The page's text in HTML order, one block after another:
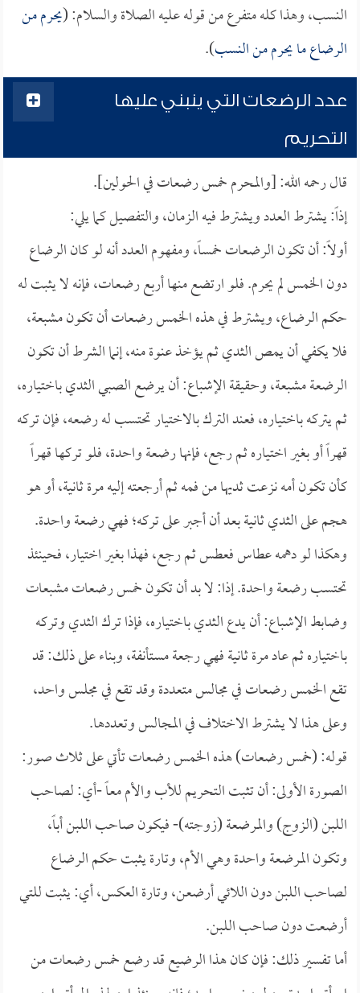
النسب، وهذا كله متفرع من قوله عليه الصلاة والسلام: (يحرم من
الرضاع ما يحرم من النسب).
عدد الرضعات التي ينبني عليها
التحريم
قال رحمه الله: [والمحرم خمس رضعات في الحولين].
إذاً: يشترط العدد ويشترط فيه الزمان، والتفصيل كما يلي:
أولاً: أن تكون الرضعات خمساً، ومفهوم العدد أنه لو كان الرضاع
دون الخمس لم يحرم. فلو ارتضع منها أربع رضعات، فإنه لا يثبت له
حكم الرضاع، ويشترط في هذه الخمس رضعات أن تكون مشبعة،
فلا يكفي أن يمص الثدي ثم يؤخذ عنوة منه، إنما الشرط أن تكون
الرضعة مشبعة، وحقيقة الإشباع: أن يرضع الصبي الثدي باختياره،
ثم يتركه باختياره، فعند الترك بالاختيار تحتسب له رضعه، فإن تركه
قهراً أو بغير اختياره ثم رجع، فإنها رضعة واحدة، فلو تركها قهراً
كأن تكون أمه نزعت ثديها من فمه ثم أرجعته إليه مرة ثانية، أو هو
هجم على الثدي ثانية بعد أن أجبر على تركه؛ فهي رضعة واحدة.
وهكذا لو دهمه عطاس فعطس ثم رجع، فهذا بغير اختيار، فحينئذ
تحتسب رضعة واحدة. إذا: لا بد أن تكون خمس رضعات مشبعات
وضابط الإشباع: أن يدع الثدي باختياره، فإذا ترك الثدي وتركه
باختياره ثم عاد مرة ثانية فهي رجعة مستأنفة، وبناء على ذلك: قد
تقع الخمس رضعات في مجالس متعددة وقد تقع في مجلس واحد،
وعلى هذا لا يشترط الاختلاف في المجالس وتعددها.
قوله: (خمس رضعات) هذه الخمس رضعات تأتي على ثلاث صور:
الصورة الأولى: أن تثبت التحريم للأب والأم معاً -أي: لصاحب
اللبن (الزوج) والمرضعة (زوجته)- فيكون صاحب اللبن أباً،
وتكون المرضعة واحدة وهي الأم، وتارة يثبت حكم الرضاع
لصاحب اللبن دون اللائي أرضعن، وتارة العكس، أي: يثبت للتي
أرضعت دون صاحب اللبن.
أما تفسير ذلك: فإن كان هذا الرضيع قد رضع خمس رضعات من